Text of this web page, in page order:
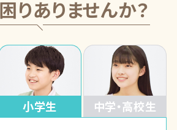
りありませんか？
小学生 中学・高校生